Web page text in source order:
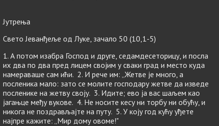
Јутрења
Свето Јеванђеље од Луке, зачало 50 (10,1-5)
1. А потом изабра Господ и друге, седамдесеторицу, и посла
их два по два пред лицем својим у сваки град и место куда
намераваше сам ићи. 2. И рече им: „Жетве је много, а
посленика мало: зато се молите господару жетве да изведе
посленике на жетву своју. 3. Идите; ево ја вас шаљем као
јагањце међу вукове. 4. Не носите кесу ни торбу ни обућу, и
никога не поздрављајте на путу. 5. У коју год кућу уђете
најпре кажите: „Мир дому овоме!"